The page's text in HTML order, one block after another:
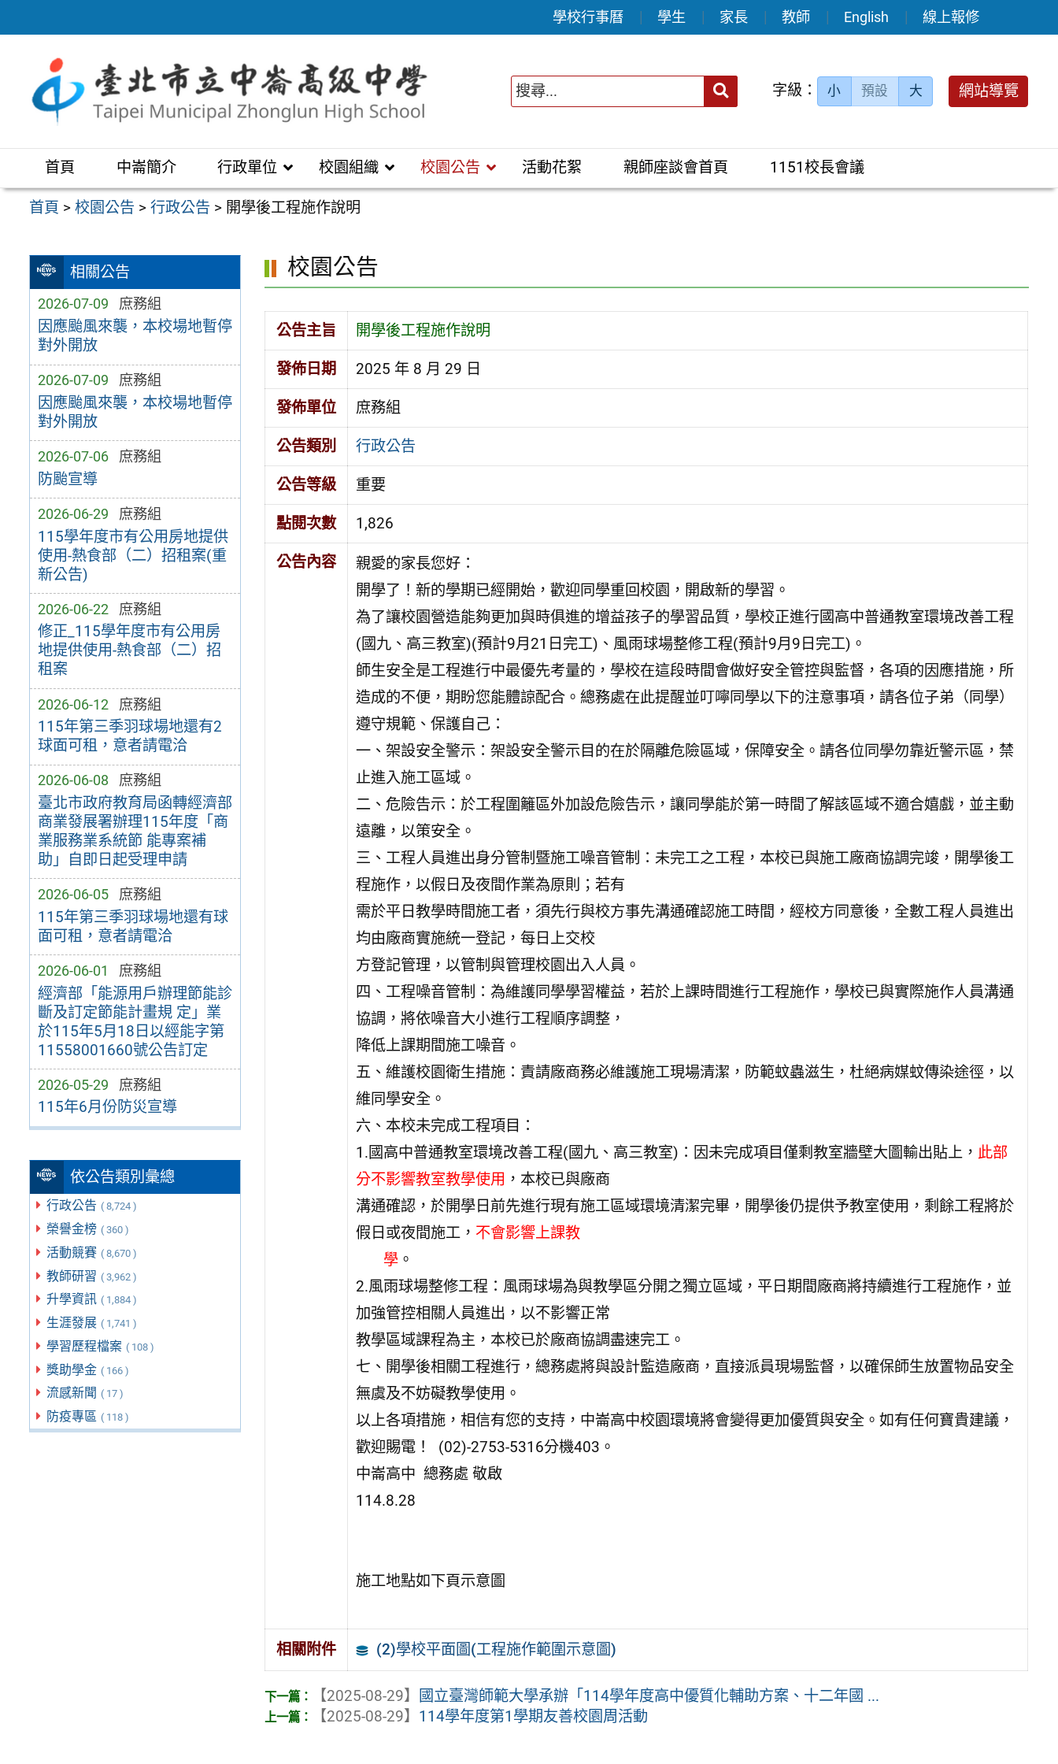
至
區
學校行事曆 學生 家長 教師 English 線上報修
送出 字級： 小 預設 大 網站導覽
首頁 中崙簡介 行政單位 校園組織 校園公告 活動花絮 親師座談會首頁 1151校長會議
首頁 >校園公告 >行政公告 > 開學後工程施作說明
相關公告
2026-07-09 庶務組
因應颱風來襲，本校場地暫停
對外開放
2026-07-09 庶務組
因應颱風來襲，本校場地暫停
對外開放
2026-07-06 庶務組
防颱宣導
2026-06-29 庶務組
115學年度市有公用房地提供
使用-熱食部（二）招租案(重
新公告)
2026-06-22 庶務組
修正_115學年度市有公用房
地提供使用-熱食部（二）招
租案
2026-06-12 庶務組
115年第三季羽球場地還有2
球面可租，意者請電洽
2026-06-08 庶務組
臺北市政府教育局函轉經濟部
商業發展署辦理115年度「商
業服務業系統節 能專案補
助」自即日起受理申請
2026-06-05 庶務組
115年第三季羽球場地還有球
面可租，意者請電洽
2026-06-01 庶務組
經濟部「能源用戶辦理節能診
斷及訂定節能計畫規 定」業
於115年5月18日以經能字第
11558001660號公告訂定
2026-05-29 庶務組
115年6月份防災宣導
依公告類別彙總
行政公告 ( 8,724 )
榮譽金榜 ( 360 )
活動競賽 ( 8,670 )
教師研習 ( 3,962 )
升學資訊 ( 1,884 )
生涯發展 ( 1,741 )
學習歷程檔案 ( 108 )
獎助學金 ( 166 )
流感新聞 ( 17 )
防疫專區 ( 118 )
校園公告
公告主旨 開學後工程施作說明
發佈日期 2025 年 8 月 29 日
發佈單位 庶務組
公告類別 行政公告
公告等級 重要
點閱次數 1,826
公告內容
親愛的家長您好：
開學了！新的學期已經開始，歡迎同學重回校園，開啟新的學習。
為了讓校園營造能夠更加與時俱進的增益孩子的學習品質，學校正進行國高中普通教室環境改善工程
(國九、高三教室)(預計9月21日完工)、風雨球場整修工程(預計9月9日完工)。
師生安全是工程進行中最優先考量的，學校在這段時間會做好安全管控與監督，各項的因應措施，所
造成的不便，期盼您能體諒配合。總務處在此提醒並叮嚀同學以下的注意事項，請各位子弟（同學）
遵守規範、保護自己：
一、架設安全警示：架設安全警示目的在於隔離危險區域，保障安全。請各位同學勿靠近警示區，禁
止進入施工區域。
二、危險告示：於工程圍籬區外加設危險告示，讓同學能於第一時間了解該區域不適合嬉戲，並主動
遠離，以策安全。
三、工程人員進出身分管制暨施工噪音管制：未完工之工程，本校已與施工廠商協調完竣，開學後工
程施作，以假日及夜間作業為原則；若有
需於平日教學時間施工者，須先行與校方事先溝通確認施工時間，經校方同意後，全數工程人員進出
均由廠商實施統一登記，每日上交校
方登記管理，以管制與管理校園出入人員。
四、工程噪音管制：為維護同學學習權益，若於上課時間進行工程施作，學校已與實際施作人員溝通
協調，將依噪音大小進行工程順序調整，
降低上課期間施工噪音。
五、維護校園衛生措施：責請廠商務必維護施工現場清潔，防範蚊蟲滋生，杜絕病媒蚊傳染途徑，以
維同學安全。
六、本校未完成工程項目：
1.國高中普通教室環境改善工程(國九、高三教室)：因未完成項目僅剩教室牆壁大圖輸出貼上， 此部
分不影響教室教學使用 ，本校已與廠商
溝通確認，於開學日前先進行現有施工區域環境清潔完畢，開學後仍提供予教室使用，剩餘工程將於
假日或夜間施工， 不會影響上課教
學 。
2.風雨球場整修工程：風雨球場為與教學區分開之獨立區域，平日期間廠商將持續進行工程施作，並
加強管控相關人員進出，以不影響正常
教學區域課程為主，本校已於廠商協調盡速完工。
七、開學後相關工程進行，總務處將與設計監造廠商，直接派員現場監督，以確保師生放置物品安全
無虞及不妨礙教學使用。
以上各項措施，相信有您的支持，中崙高中校園環境將會變得更加優質與安全。如有任何寶貴建議，
歡迎賜電！ (02)-2753-5316分機403。
中崙高中 總務處 敬啟
114.8.28
施工地點如下頁示意圖
相關附件 (2)學校平面圖(工程施作範圍示意圖)
【2025-08-29】
國立臺灣師範大學承辦「114學年度高中優質化輔助方案、十二年國 ...
【2025-08-29】 114學年度第1學期友善校園周活動